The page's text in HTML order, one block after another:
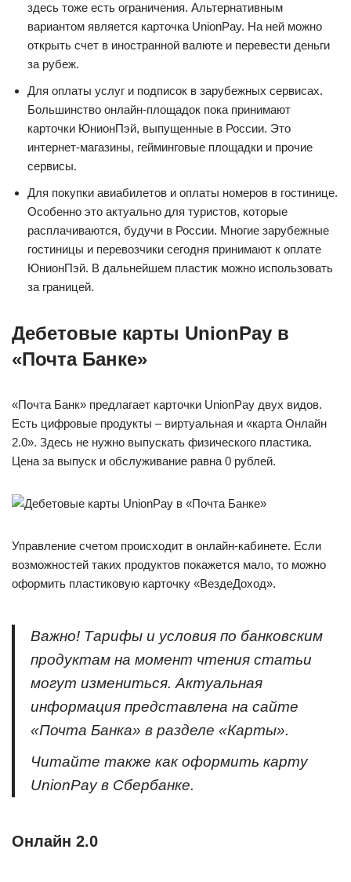
здесь тоже есть ограничения. Альтернативным
вариантом является карточка UnionPay. На ней можно
открыть счет в иностранной валюте и перевести деньги
за рубеж.
Для оплаты услуг и подписок в зарубежных сервисах.
Большинство онлайн-площадок пока принимают
карточки ЮнионПэй, выпущенные в России. Это
интернет-магазины, гейминговые площадки и прочие
сервисы.
Для покупки авиабилетов и оплаты номеров в гостинице.
Особенно это актуально для туристов, которые
расплачиваются, будучи в России. Многие зарубежные
гостиницы и перевозчики сегодня принимают к оплате
ЮнионПэй. В дальнейшем пластик можно использовать
за границей.
Дебетовые карты UnionPay в
«Почта Банке»
«Почта Банк» предлагает карточки UnionPay двух видов.
Есть цифровые продукты – виртуальная и «карта Онлайн
2.0». Здесь не нужно выпускать физического пластика.
Цена за выпуск и обслуживание равна 0 рублей.
Управление счетом происходит в онлайн-кабинете. Если
возможностей таких продуктов покажется мало, то можно
оформить пластиковую карточку «ВездеДоход».
Важно! Тарифы и условия по банковским
продуктам на момент чтения статьи
могут измениться. Актуальная
информация представлена на сайте
«Почта Банка» в разделе «Карты».
Читайте также как оформить карту
UnionPay в Сбербанке.
Онлайн 2.0